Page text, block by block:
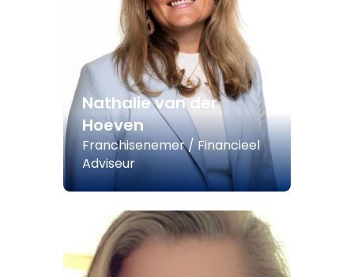
Nathalie van der
Hoeven
Franchisenemer / Financieel
Adviseur